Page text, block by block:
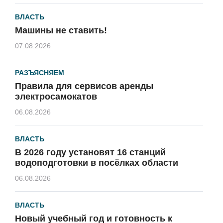
ВЛАСТЬ
Машины не ставить!
07.08.2026
РАЗЪЯСНЯЕМ
Правила для сервисов аренды
электросамокатов
06.08.2026
ВЛАСТЬ
В 2026 году установят 16 станций
водоподготовки в посёлках области
06.08.2026
ВЛАСТЬ
Новый учебный год и готовность к